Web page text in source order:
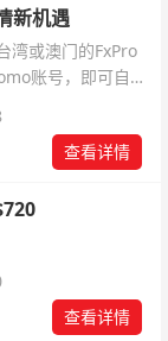
新机遇
湾或澳门的FxPro
账号，即可自动
查看详情
查看详情